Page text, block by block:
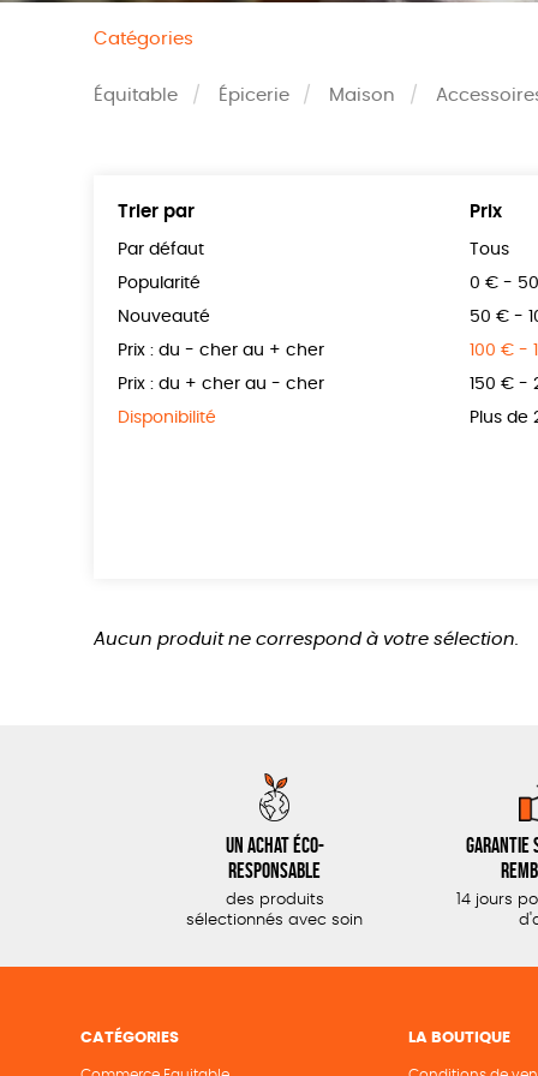
Catégories
Équitable Épicerie Maison
Trier par
Par défaut
Popularité
Nouveauté
Prix : du - cher au + cher
Prix : du + cher au - cher
Disponibilité
Prix
Tous
0 € -
50 € -
100 € -
150 € -
Plus de
Aucun produit ne correspond à votre sélection.
Un achat éco-
responsable
des produits
sélectionnés avec soin
Garantie
14 jours
CATÉGORIES LA BOUTIQUE